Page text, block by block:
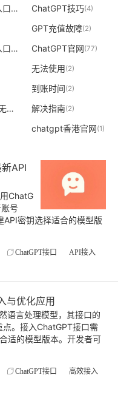
熵云chatgpt入口
(2) ChatGPT技巧(4)
GPT充值故障(2)
必应chatgpt入口
(2) ChatGPT官网(77)
无法使用(2)
到账时间(2)
ChatGPT官网无法访问 (2)
解决指南(2)
chatgpt香港官网(1)
API
ChatG
号
API密钥选择适合的模型版
ChatGPT接口
API接入
与优化应用
语言处理模型，其接口的
。接入ChatGPT接口需
适的模型版本。开发者可
ChatGPT接口
高效接入